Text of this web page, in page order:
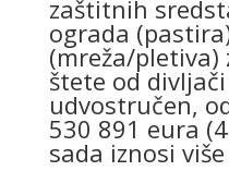
zaštitnih
ograda
(mreža/pletiva)
štete od
udvostručen,
530 891 eura
sada iznosi